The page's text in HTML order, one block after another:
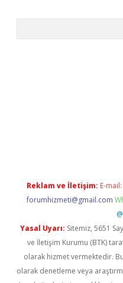
Reklam ve İletişim: E-mail:
forumhizmeti@gmail.com
Yasal Uyarı: Sitemiz, 5651
ve İletişim Kurumu (BTK)
olarak hizmet vermektedir.
olarak denetleme veya